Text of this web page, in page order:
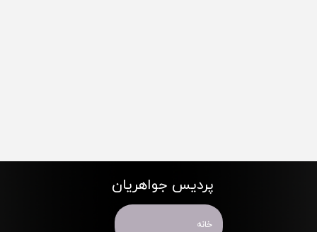
پردیس جواهریان
خانه